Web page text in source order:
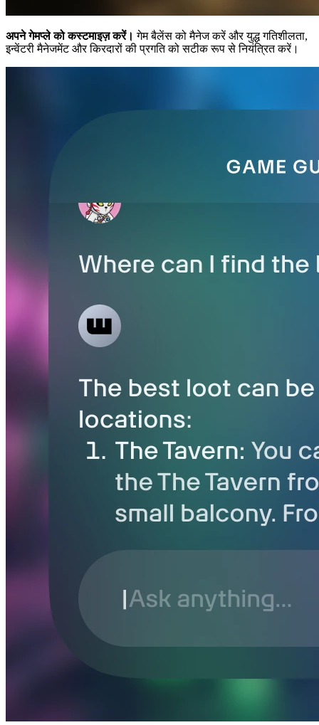
अपने गेमप्ले को कस्टमाइज़ करें। गेम बैलेंस को मैनेज करें और युद्ध गतिशीलता,
इन्वेंटरी मैनेजमेंट और किरदारों की प्रगति को सटीक रूप से नियंत्रित करें।